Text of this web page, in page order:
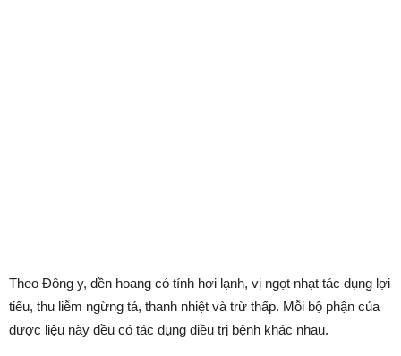
Theo Đông y, dền hoang có tính hơi lạnh, vị ngọt nhạt tác dụng lợi
tiểu, thu liễm ngừng tả, thanh nhiệt và trừ thấp. Mỗi bộ phận của
dược liệu này đều có tác dụng điều trị bệnh khác nhau.